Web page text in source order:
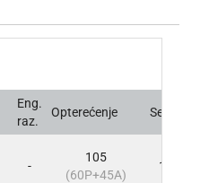
Eng.
raz.
Opterećenje Sem
-
105
(60P+45A)
1